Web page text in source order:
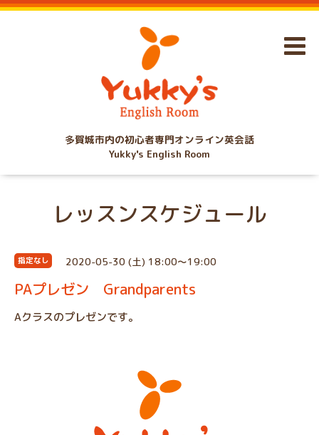
多賀城市内の初心者専門オンライン英会話
Yukky's English Room
レッスンスケジュール
指定なし 2020-05-30 (土) 18:00～19:00
PAプレゼン Grandparents
Aクラスのプレゼンです。